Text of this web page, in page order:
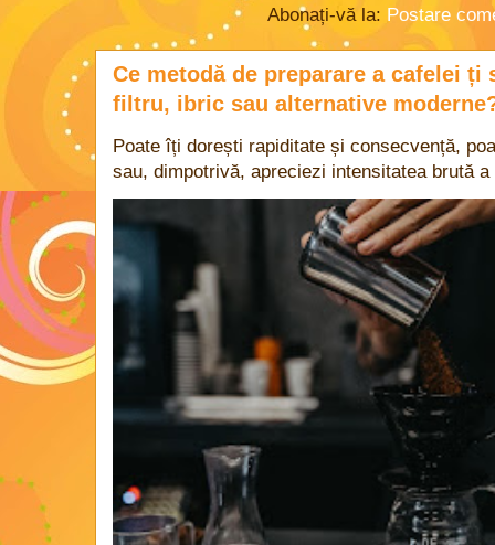
Abonați-vă la: Postare
Ce metodă de preparare a cafelei
filtru, ibric sau alternative
Poate îți dorești rapiditate și consecvență,
sau, dimpotrivă, apreciezi intensitatea brută